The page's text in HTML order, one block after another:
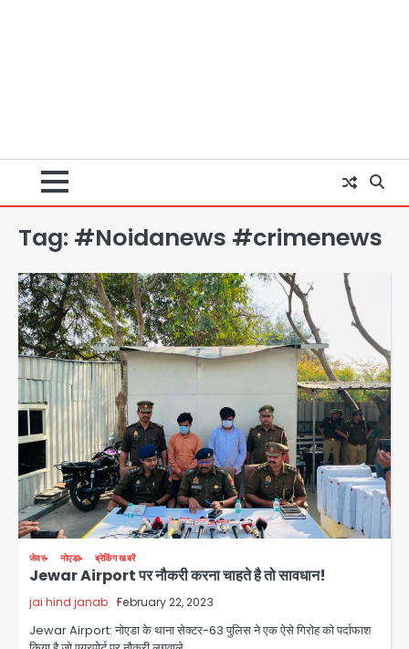
Tag: #Noidanews #crimenews
जेवर नोएडा ब्रेकिंग खबरें
Jewar Airport पर नौकरी करना चाहते है तो सावधान!
jai hind janab February 22, 2023
Jewar Airport: नोएडा के थाना सेक्टर-63 पुलिस ने एक ऐसे गिरोह को पर्दाफाश